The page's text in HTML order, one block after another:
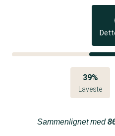
39%
Laveste
Sammenlignet med